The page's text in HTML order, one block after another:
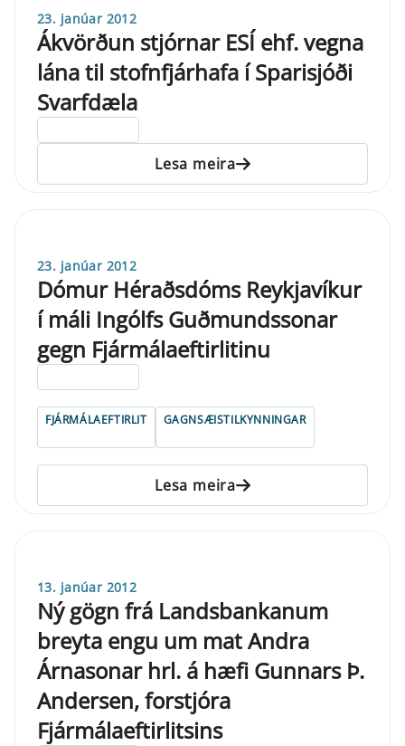
23. janúar 2012
Ákvörðun stjórnar ESÍ ehf. vegna
lána til stofnfjárhafa í Sparisjóði
Svarfdæla
Lesa meira
23. janúar 2012
Dómur Héraðsdóms Reykjavíkur
í máli Ingólfs Guðmundssonar
gegn Fjármálaeftirlitinu
FJÁRMÁLAEFTIRLIT GAGNSÆISTILKYNNINGAR
Lesa meira
13. janúar 2012
Ný gögn frá Landsbankanum
breyta engu um mat Andra
Árnasonar hrl. á hæfi Gunnars Þ.
Andersen, forstjóra
Fjármálaeftirlitsins